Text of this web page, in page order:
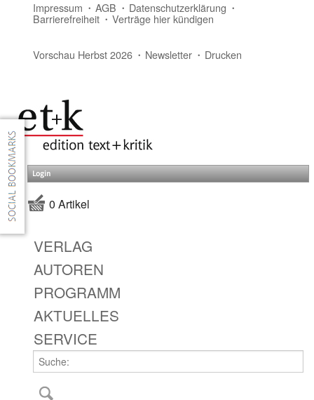
Impressum AGB Datenschutzerklärung
Barrierefreiheit Verträge hier kündigen
Vorschau Herbst 2026 Newsletter Drucken
Login
0 Artikel
VERLAG
AUTOREN
PROGRAMM
AKTUELLES
SERVICE